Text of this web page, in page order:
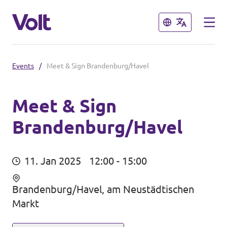
Schließen
Volt in Brandenburg
Lokale Teams
Potsdam
Volt in Deutschland
Schließen
Programm
Menschen
Events / Meet & Sign Brandenburg/Havel
Meet & Sign
Brandenburg/Havel
11. Jan 2025 12:00 - 15:00
Brandenburg/Havel, am Neustädtischen
Markt